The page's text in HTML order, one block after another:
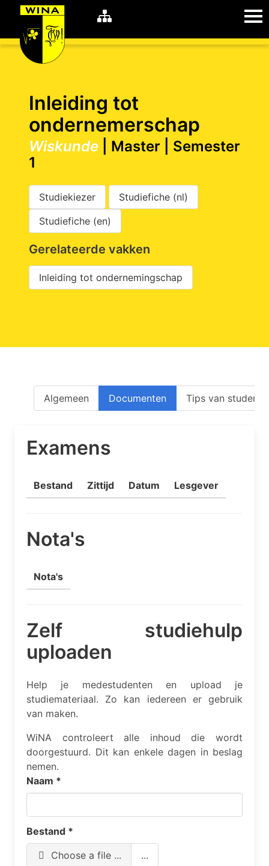
Career
Studie
Home
Inleiding tot
ondernemerschap
Wiskunde
| Master | Semester
1
Studiekiezer
Studiefiche (nl)
Studiefiche (en)
Gerelateerde vakken
Inleiding tot ondernemingschap
Algemeen Documenten Tips van
Examens
Bestand Zittijd Datum Lesgever
Nota's
Nota's
Zelf studiehulp
uploaden
Help je medestudenten en upload je
studiemateriaal. Zo kan iedereen er gebruik
van maken.
WiNA controleert alle inhoud die wordt
doorgestuurd. Dit kan enkele dagen in beslag
nemen.
Naam *
Bestand *
Choose a file ...
...